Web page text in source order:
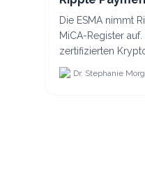
Die ESMA nimmt
MiCA-Register
zertifizierten
Unternehmen, was.
Dr. Stephanie